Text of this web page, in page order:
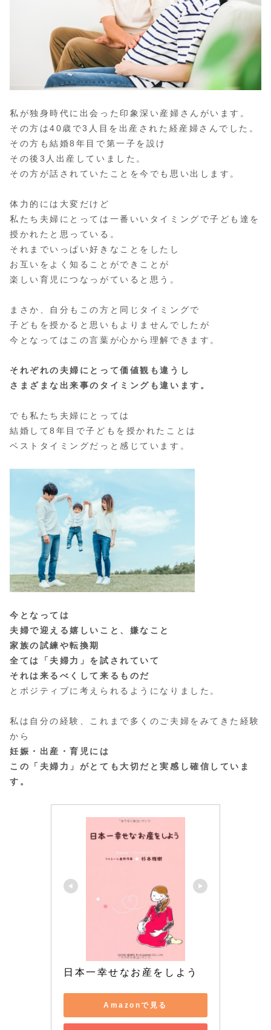
私が独身時代に出会った印象深い産婦さんがいます。
その方は40歳で3人目を出産された経産婦さんでした。
その方も結婚8年目で第一子を設け
その後3人出産していました。
その方が話されていたことを今でも思い出します。
体力的には大変だけど
私たち夫婦にとっては一番いいタイミングで子ども達を
授かれたと思っている。
それまでいっぱい好きなことをしたし
お互いをよく知ることができことが
楽しい育児につなっがていると思う。
まさか、自分もこの方と同じタイミングで
子どもを授かると思いもよりませんでしたが
今となってはこの言葉が心から理解できます。
それぞれの夫婦にとって価値観も違うし
さまざまな出来事のタイミングも違います。
でも私たち夫婦にとっては
結婚して8年目で子どもを授かれたことは
ベストタイミングだっと感じています。
今となっては
夫婦で迎える嬉しいこと、嫌なこと
家族の試練や転換期
全ては「夫婦力」を試されていて
それは来るべくして来るものだ
とポジティブに考えられるようになりました。
私は自分の経験、これまで多くのご夫婦をみてきた経験
から
妊娠・出産・育児には
この「夫婦力」がとても大切だと実感し確信していま
す。
日本一幸せなお産をしよう
Amazonで見る